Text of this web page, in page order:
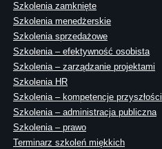
Szkolenia zamknięte
Szkolenia menedżerskie
Szkolenia sprzedażowe
Szkolenia – efektywność osobista
Szkolenia – zarządzanie projektami
Szkolenia HR
Szkolenia – kompetencje przyszłości
Szkolenia – administracja publiczna
Szkolenia – prawo
Terminarz szkoleń miękkich